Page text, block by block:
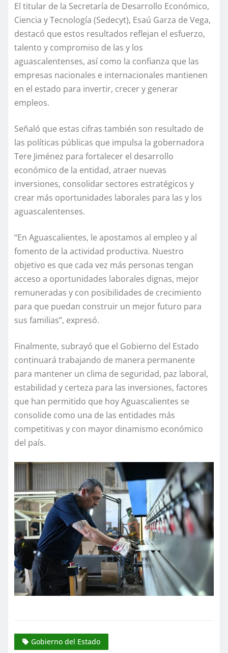
El titular de la Secretaría de Desarrollo Económico,
Ciencia y Tecnología (Sedecyt), Esaú Garza de Vega,
destacó que estos resultados reflejan el esfuerzo,
talento y compromiso de las y los
aguascalentenses, así como la confianza que las
empresas nacionales e internacionales mantienen
en el estado para invertir, crecer y generar
empleos.
Señaló que estas cifras también son resultado de
las políticas públicas que impulsa la gobernadora
Tere Jiménez para fortalecer el desarrollo
económico de la entidad, atraer nuevas
inversiones, consolidar sectores estratégicos y
crear más oportunidades laborales para las y los
aguascalentenses.
“En Aguascalientes, le apostamos al empleo y al
fomento de la actividad productiva. Nuestro
objetivo es que cada vez más personas tengan
acceso a oportunidades laborales dignas, mejor
remuneradas y con posibilidades de crecimiento
para que puedan construir un mejor futuro para
sus familias”, expresó.
Finalmente, subrayó que el Gobierno del Estado
continuará trabajando de manera permanente
para mantener un clima de seguridad, paz laboral,
estabilidad y certeza para las inversiones, factores
que han permitido que hoy Aguascalientes se
consolide como una de las entidades más
competitivas y con mayor dinamismo económico
del país.
Gobierno del Estado